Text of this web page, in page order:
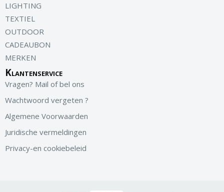
LIGHTING
TEXTIEL
OUTDOOR
CADEAUBON
MERKEN
Klantenservice
Vragen? Mail of bel ons
Wachtwoord vergeten ?
Algemene Voorwaarden
Juridische vermeldingen
Privacy-en cookiebeleid